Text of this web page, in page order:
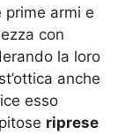
armi e
con
la loro
anche
esso
riprese